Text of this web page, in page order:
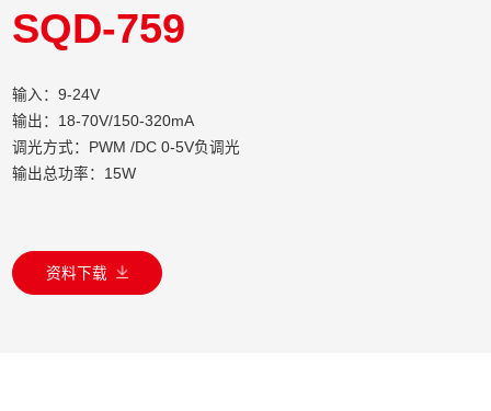
SQD-759
输入：9-24V
输出：18-70V/150-320mA
调光方式：PWM /DC 0-5V负调光
输出总功率：15W
资料下载